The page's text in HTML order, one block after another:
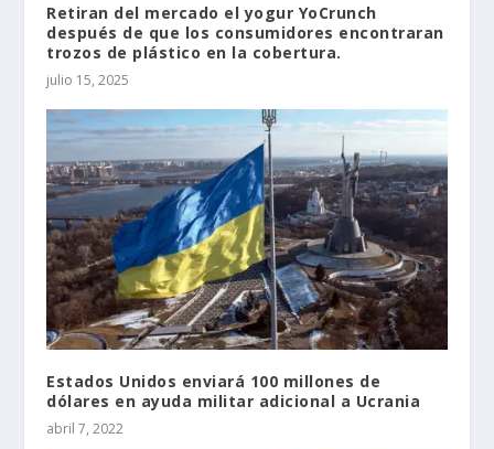
Retiran del mercado el yogur YoCrunch
después de que los consumidores encontraran
trozos de plástico en la cobertura.
julio 15, 2025
Estados Unidos enviará 100 millones de
dólares en ayuda militar adicional a Ucrania
abril 7, 2022